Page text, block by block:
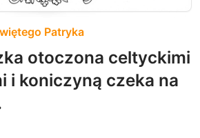
Patryka
otoczona celtyckimi
i koniczyną czeka na